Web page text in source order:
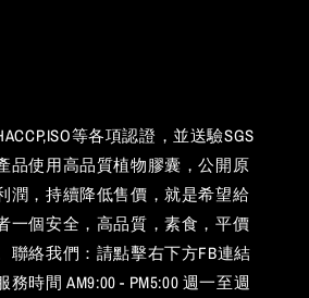
等各項認證，並送驗SGS
品使用高品質植物膠囊，公開原
潤，持續降低售價，就是希望給
一個安全，高品質，素食，平價
聯絡我們：請點擊右下方FB連結
時間 AM9:00 - PM5:00 週一至週